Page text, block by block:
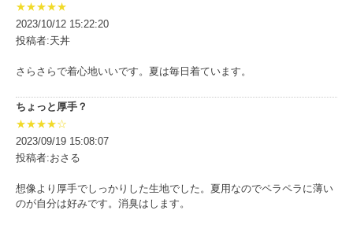
★★★★★
2023/10/12 15:22:20
投稿者:天丼
さらさらで着心地いいです。夏は毎日着ています。
ちょっと厚手？
★★★★☆
2023/09/19 15:08:07
投稿者:おさる
想像より厚手でしっかりした生地でした。夏用なのでペラペラに薄い
のが自分は好みです。消臭はします。